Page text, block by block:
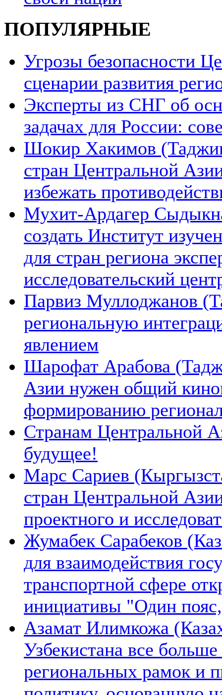
ПОПУЛЯРНЫЕ
Угрозы безопасности
сценарии развития
Эксперты из СНГ об
задачах для России:
Шокир Хакимов
стран Центральной
избежать
Мухит-Ардагер
создать Институт
для стран региона
исследовательский
Парвиз Муллоджанов
региональную
явлением
Шарофат Арабова
Азии нужен общий
формированию
Странам Центральной
будущее!
Марс Сариев
стран Центральной
проектного и
Жумабек Сарабеков
для взаимодействия
транспортной сфере
инициативы "Один
Азамат Илимкожа
Узбекистана все
региональных рамок и